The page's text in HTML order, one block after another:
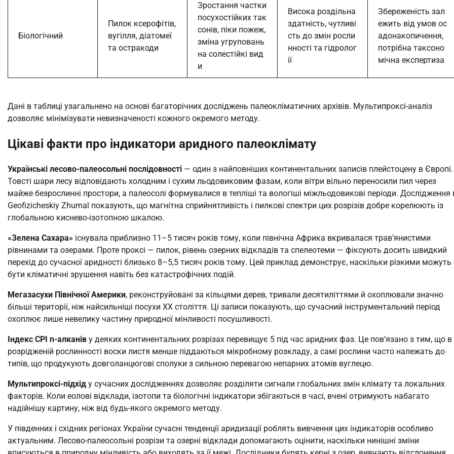
Біологічний
Пилок ксерофітів,
вугілля, діатомеї
та остракоди
Зростання частки
посухостійких так
сонів, піки пожеж,
зміна угруповань
на солестійкі вид
и
Висока роздільна
здатність, чутливі
сть до змін росли
нності та гідролог
ії
Збереженість зал
ежить від умов ос
адонакопичення,
потрібна таксоно
мічна експертиза
Дані в таблиці узагальнено на основі багаторічних досліджень палеокліматичних архівів. Мультипроксі-аналіз
дозволяє мінімізувати невизначеності кожного окремого методу.
Цікаві факти про індикатори аридного палеоклімату
Українські лесово-палеосольні послідовності — один з найповніших континентальних записів плейстоцену в Європі.
Товсті шари лесу відповідають холодним і сухим льодовиковим фазам, коли вітри вільно переносили пил через
майже безрослинні простори, а палеосолі формувалися в тепліші та вологіші міжльодовикові періоди. Дослідження
Geofizicheskiy Zhurnal показують, що магнітна сприйнятливість і пилкові спектри цих розрізів добре корелюють із
глобальною киснево-ізотопною шкалою.
«Зелена Сахара» існувала приблизно 11–5 тисяч років тому, коли північна Африка вкривалася трав’янистими
рівнинами та озерами. Проте проксі — пилок, рівень озерних відкладів та спелеотеми — фіксують досить швидкий
перехід до сучасної аридності близько 8–5,5 тисяч років тому. Цей приклад демонструє, наскільки різкими можуть
бути кліматичні зрушення навіть без катастрофічних подій.
Мегазасухи Північної Америки, реконструйовані за кільцями дерев, тривали десятиліттями й охоплювали значно
більші території, ніж найсильніші посухи XX століття. Ці записи показують, що сучасний інструментальний період
охоплює лише невелику частину природної мінливості посушливості.
Індекс CPI n-алканів у деяких континентальних розрізах перевищує 5 під час аридних фаз. Це пов’язано з тим, що в
розрідженій рослинності воски листя менше піддаються мікробному розкладу, а самі рослини часто належать до
типів, що продукують довголанцюгові сполуки з сильною перевагою непарних атомів вуглецю.
Мультипроксі-підхід у сучасних дослідженнях дозволяє розділяти сигнали глобальних змін клімату та локальних
факторів. Коли еолові відклади, ізотопи та біологічні індикатори збігаються в часі, вчені отримують набагато
надійнішу картину, ніж від будь-якого окремого методу.
У південних і східних регіонах України сучасні тенденції аридизації роблять вивчення цих індикаторів особливо
актуальним. Лесово-палеосольні розрізи та озерні відклади допомагають оцінити, наскільки нинішні зміни